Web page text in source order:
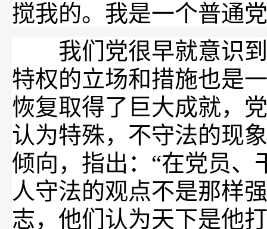
搅我的。我是一个普通
我们党很早就意识到
特权的立场和措施也是
恢复取得了巨大成就，
认为特殊，不守法的现
倾向，指出：“在党员、
人守法的观点不是那样
志，他们认为天下是他